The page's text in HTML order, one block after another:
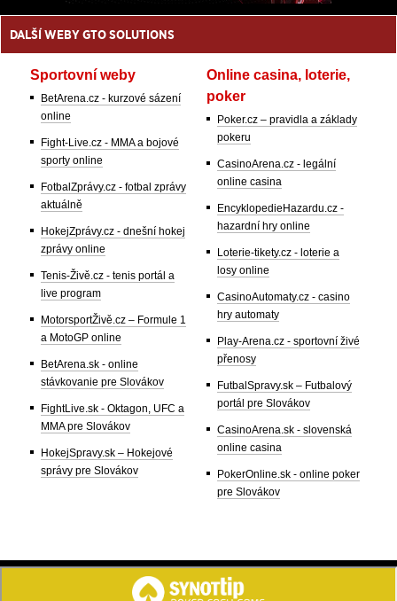
DALŠÍ WEBY GTO SOLUTIONS
Sportovní weby
BetArena.cz - kurzové sázení
online
Fight-Live.cz - MMA a bojové
sporty online
FotbalZprávy.cz - fotbal zprávy
aktuálně
HokejZprávy.cz - dnešní hokej
zprávy online
Tenis-Živě.cz - tenis portál a
live program
MotorsportŽivě.cz – Formule 1
a MotoGP online
BetArena.sk - online
stávkovanie pre Slovákov
FightLive.sk - Oktagon, UFC a
MMA pre Slovákov
HokejSpravy.sk – Hokejové
správy pre Slovákov
Online casina, loterie,
poker
Poker.cz – pravidla a základy
pokeru
CasinoArena.cz - legální
online casina
EncyklopedieHazardu.cz -
hazardní hry online
Loterie-tikety.cz - loterie a
losy online
CasinoAutomaty.cz - casino
hry automaty
Play-Arena.cz - sportovní živé
přenosy
FutbalSpravy.sk – Futbalový
portál pre Slovákov
CasinoArena.sk - slovenská
online casina
PokerOnline.sk - online poker
pre Slovákov